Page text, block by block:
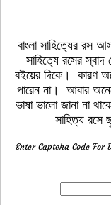
বাংলা সাহিত্যের রস
সাহিত্যে রসের
বইয়ের দিকে। কারণ
পারেন না। আবার
ভাষা ভালো জানা না
সাহিত্য
Enter Captcha Code For